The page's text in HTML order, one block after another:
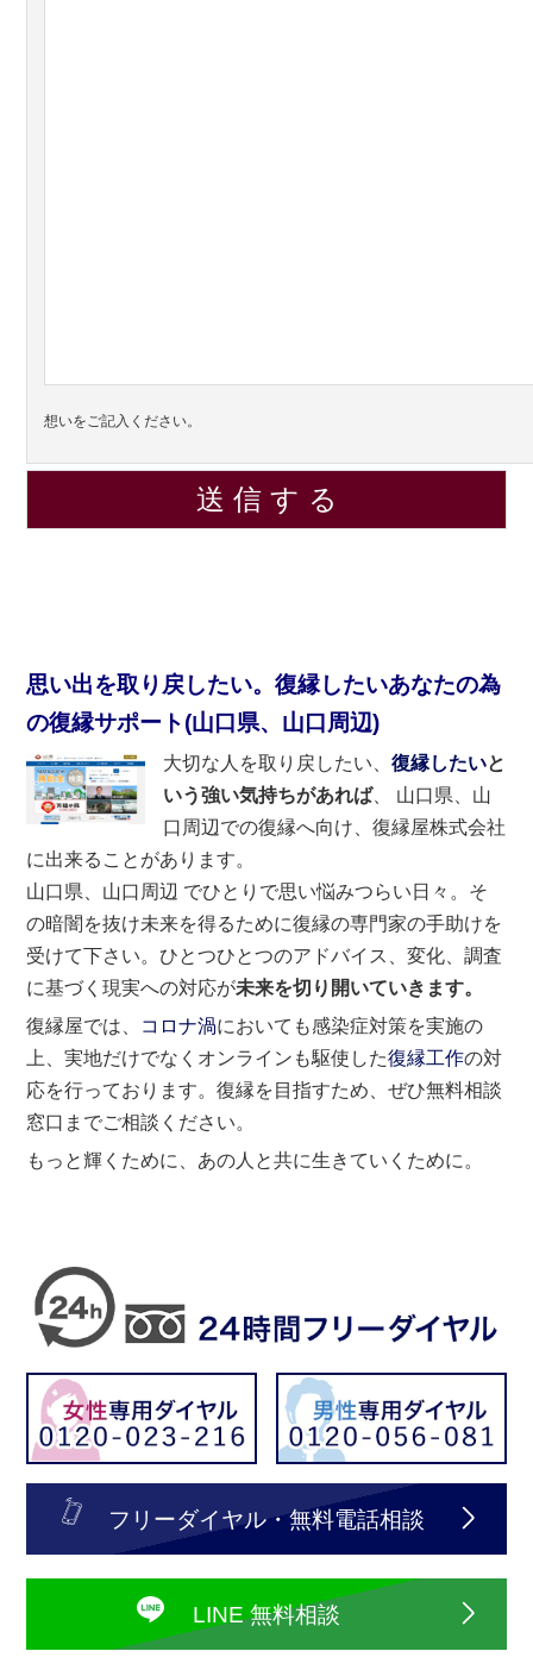
想いをご記入ください。
思い出を取り戻したい。復縁したいあなたの為
の復縁サポート(山口県、山口周辺)
大切な人を取り戻したい、復縁したいと
いう強い気持ちがあれば、 山口県、山
口周辺での復縁へ向け、復縁屋株式会社
に出来ることがあります。
山口県、山口周辺 でひとりで思い悩みつらい日々。そ
の暗闇を抜け未来を得るために復縁の専門家の手助けを
受けて下さい。ひとつひとつのアドバイス、変化、調査
に基づく現実への対応が未来を切り開いていきます。
復縁屋では、 コロナ渦においても感染症対策を実施の
上、実地だけでなくオンラインも駆使した復縁工作の対
応を行っております。復縁を目指すため、ぜひ無料相談
窓口までご相談ください。
もっと輝くために、あの人と共に生きていくために。
フリーダイヤル・無料電話相談
LINE 無料相談